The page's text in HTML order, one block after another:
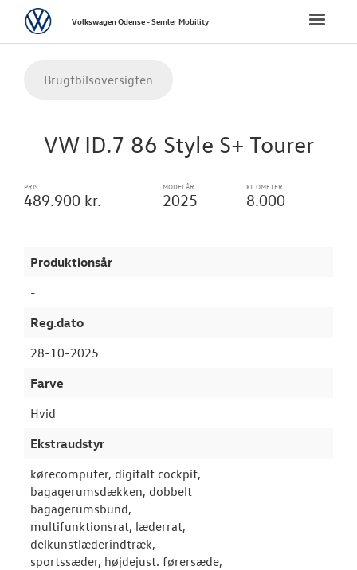
NYE VAREBILER
BRUGTE BILER
Toggle
VolkswagenVolkswagen Odense - Semler Mobility
Brugtbilsoversigten
VW ID.7 86 Style S+ Tourer
PRIS
489.900 kr.
MODELÅR
2025
KILOMETER
8.000
Produktionsår
-
Reg.dato
28-10-2025
Farve
Hvid
Ekstraudstyr
kørecomputer, digitalt cockpit,
bagagerumsdækken, dobbelt
bagagerumsbund,
multifunktionsrat, læderrat,
delkunstlæderindtræk,
sportssæder, højdejust. førersæde,